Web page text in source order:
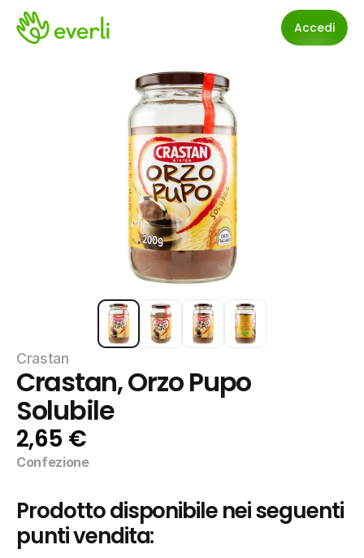
Accedi
Crastan
Crastan, Orzo Pupo
Solubile
2,65 €
Confezione
Prodotto disponibile nei seguenti
punti vendita: